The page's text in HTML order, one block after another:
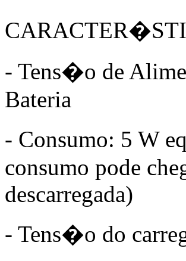
- Tens�o de
Bateria
- Consumo: 5 W
consumo pode
descarregada)
- Tens�o do